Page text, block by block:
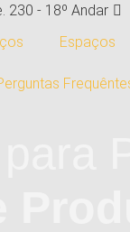
230 - 18º Andar
Espaços